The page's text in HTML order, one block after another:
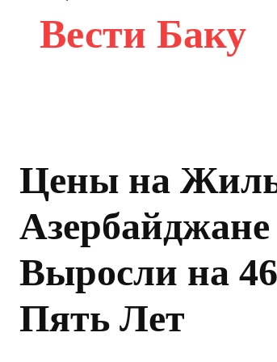
Вести Баку
Цены на
Азербайджане
Выросли на
Пять Лет